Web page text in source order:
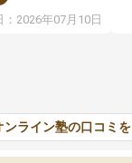
ことができてよ
の際に、自分が
ができない人に
あるのではない
：2026年07月10日
ライン塾の口コミ